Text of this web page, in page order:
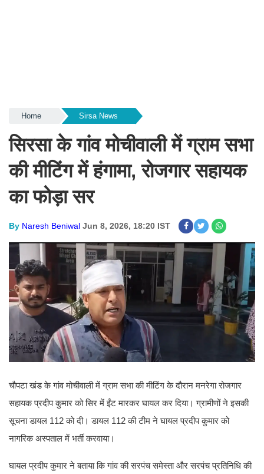
Home Sirsa News
सिरसा के गांव मोचीवाली में ग्राम सभा
की मीटिंग में हंगामा, रोजगार सहायक
का फोड़ा सर
By Naresh Beniwal Jun 8, 2026, 18:20 IST
चौपटा खंड के गांव मोचीवाली में ग्राम सभा की मीटिंग के दौरान मनरेगा रोजगार
सहायक प्रदीप कुमार को सिर में ईंट मारकर घायल कर दिया। ग्रामीणों ने इसकी
सूचना डायल 112 को दी। डायल 112 की टीम ने घायल प्रदीप कुमार को
नागरिक अस्पताल में भर्ती करवाया।
घायल प्रदीप कुमार ने बताया कि गांव की सरपंच समेस्ता और सरपंच प्रतिनिधि की